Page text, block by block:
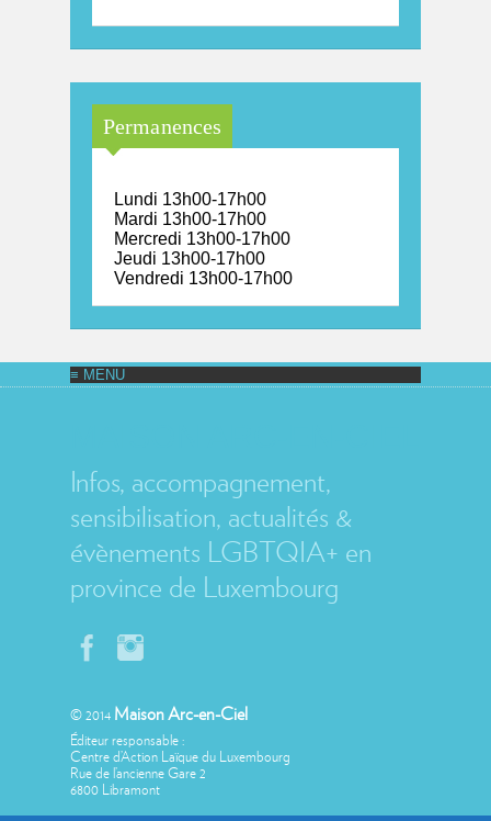
Permanences
Lundi 13h00-17h00
Mardi 13h00-17h00
Mercredi 13h00-17h00
Jeudi 13h00-17h00
Vendredi 13h00-17h00
Infos, accompagnement,
sensibilisation, actualités &
évènements LGBTQIA+ en
province de Luxembourg
© 2014 Maison Arc-en-Ciel
Éditeur responsable :
Centre d’Action Laïque du Luxembourg
Rue de l’ancienne Gare 2
6800 Libramont